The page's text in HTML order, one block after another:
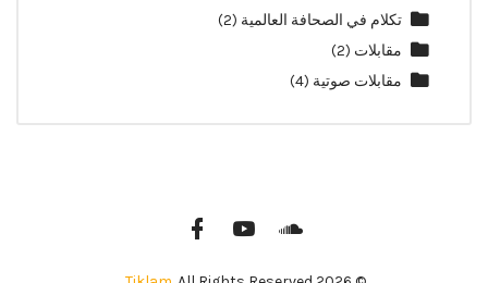
تكلام في الصحافة العالمية (2)
مقابلات (2)
مقابلات صوتية (4)